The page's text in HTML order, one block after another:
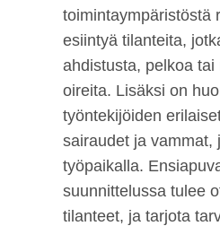
toimintaympäristöstä
esiintyä tilanteita,
ahdistusta, pelkoa tai
oireita. Lisäksi on
työntekijöiden
sairaudet ja vammat,
työpaikalla.
suunnittelussa tulee
tilanteet, ja tarjota